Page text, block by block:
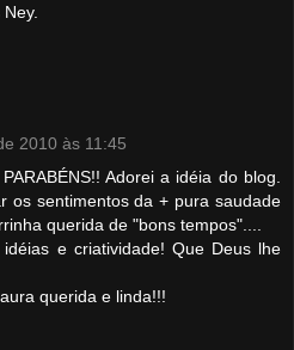
2010 às 11:45
Adorei a idéia do blog.
os sentimentos da + pura saudade
querida de "bons tempos"....
e criatividade! Que Deus lhe
querida e linda!!!